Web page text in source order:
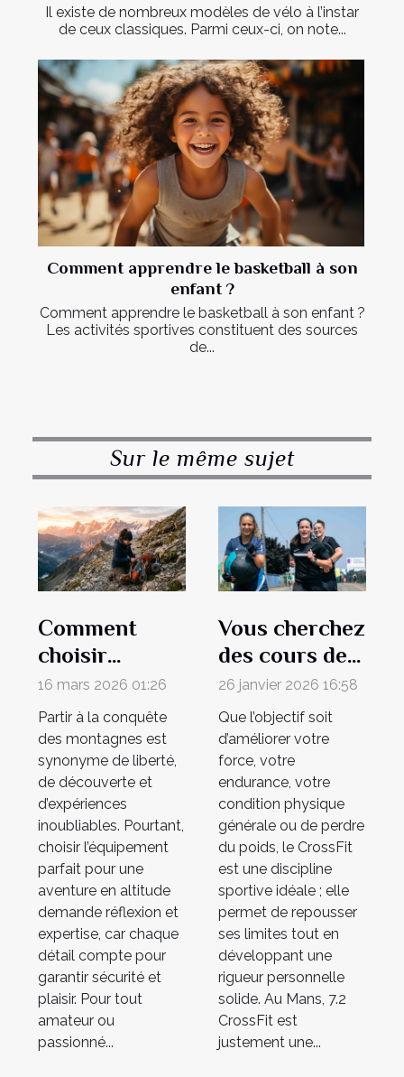
Il existe de nombreux modèles de vélo à l’instar
de ceux classiques. Parmi ceux-ci, on note...
Comment apprendre le basketball à son
enfant ?
Comment apprendre le basketball à son enfant ?
Les activités sportives constituent des sources
de...
Sur le même sujet
Comment
choisir
l'équipement
parfait pour
votre
prochaine
aventure en
montagne ?
16 mars 2026 01:26
Partir à la conquête
des montagnes est
synonyme de liberté,
de découverte et
d’expériences
inoubliables. Pourtant,
choisir l’équipement
parfait pour une
aventure en altitude
demande réflexion et
expertise, car chaque
détail compte pour
garantir sécurité et
plaisir. Pour tout
amateur ou
passionné...
Vous cherchez
des cours de
CrossFit au
Mans ?
Rendez-vous à
7.2 CrossFit !
26 janvier 2026 16:58
Que l’objectif soit
d’améliorer votre
force, votre
endurance, votre
condition physique
générale ou de perdre
du poids, le CrossFit
est une discipline
sportive idéale ; elle
permet de repousser
ses limites tout en
développant une
rigueur personnelle
solide. Au Mans, 7.2
CrossFit est
justement une...